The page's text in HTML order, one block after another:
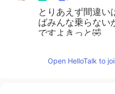
とりあえず間違い
ばみんな乗らない
ですよきっと🤣
EN
Open HelloTalk to